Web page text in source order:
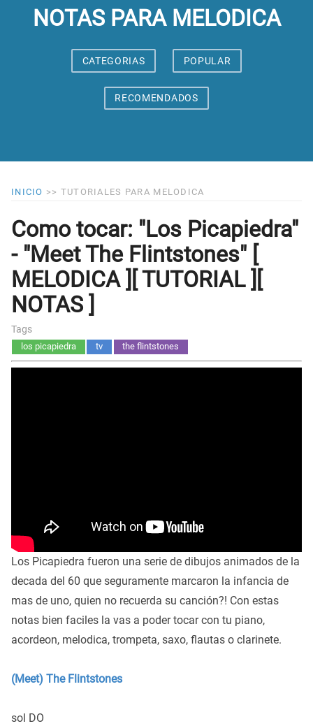
NOTAS PARA MELODICA
CATEGORIAS POPULAR
RECOMENDADOS
INICIO >> TUTORIALES PARA MELODICA
Como tocar: "Los Picapiedra"
- "Meet The Flintstones" [
MELODICA ][ TUTORIAL ][
NOTAS ]
Tags
los picapiedra tv the flintstones
Los Picapiedra fueron una serie de dibujos animados de la
decada del 60 que seguramente marcaron la infancia de
mas de uno, quien no recuerda su canción?! Con estas
notas bien faciles la vas a poder tocar con tu piano,
acordeon, melodica, trompeta, saxo, flautas o clarinete.
(Meet) The Flintstones
sol DO